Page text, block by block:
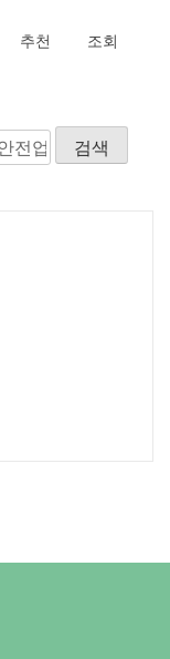
추천 조회
검색